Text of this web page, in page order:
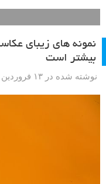
نمونه های زیبای
بیشتر است
نوشته شده در ۱۳ فروردین ۱۳۹۳